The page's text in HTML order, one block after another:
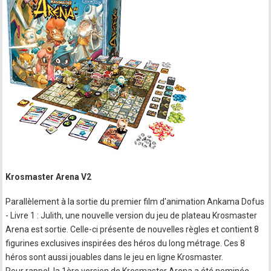
Krosmaster Arena V2
Parallèlement à la sortie du premier film d'animation Ankama Dofus
- Livre 1 : Julith, une nouvelle version du jeu de plateau Krosmaster
Arena est sortie. Celle-ci présente de nouvelles règles et contient 8
figurines exclusives inspirées des héros du long métrage. Ces 8
héros sont aussi jouables dans le jeu en ligne Krosmaster.